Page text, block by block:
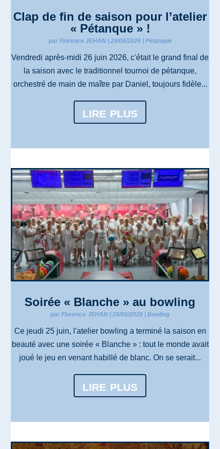
Clap de fin de saison pour l’atelier
« Pétanque » !
par Florence JEHAN| 28/06/2026| Pétanque
Vendredi après-midi 26 juin 2026, c'était le grand final de
la saison avec le traditionnel tournoi de pétanque,
orchestré de main de maître par Daniel, toujours fidèle...
lire plus
Soirée « Blanche » au bowling
par Florence JEHAN | 28/06/2026 | Bowling
Ce jeudi 25 juin, l'atelier bowling a terminé la saison en
beauté avec une soirée « Blanche » : tout le monde avait
joué le jeu en venant habillé de blanc. On se serait...
lire plus